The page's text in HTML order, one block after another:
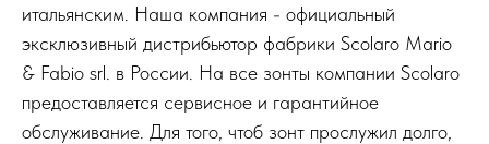
итальянским. Наша компания - официальный
эксклюзивный дистрибьютор фабрики Scolaro Mario
& Fabio srl. в России. На все зонты компании Scolaro
предоставляется сервисное и гарантийное
обслуживание. Для того, чтоб зонт прослужил долго,